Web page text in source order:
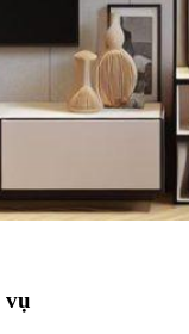
vụ